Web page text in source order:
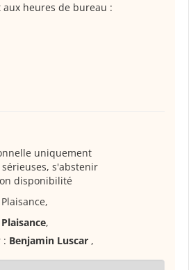
heures de bureau :
uniquement
s'abstenir
disponibilité
,
: Benjamin Luscar ,